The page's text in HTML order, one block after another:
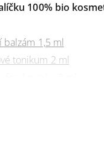
100% bio
balzám 1,5 ml
tonikum 2 ml